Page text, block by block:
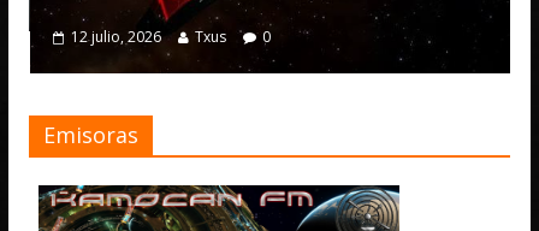
4 julio, 2026 Txus
Emisoras